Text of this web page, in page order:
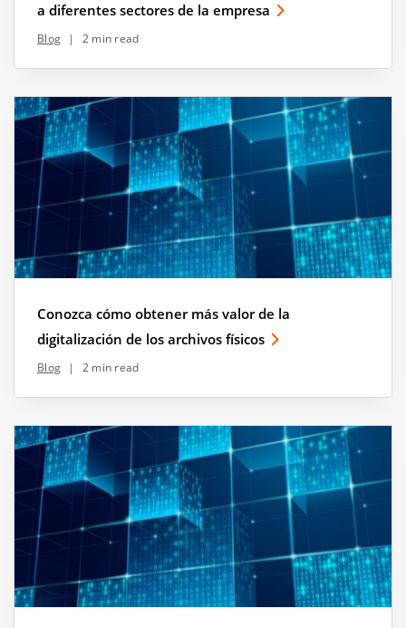
a diferentes sectores de la empresa
Blog | 2 min read
Conozca cómo obtener más valor de la
digitalización de los archivos físicos
Blog | 2 min read